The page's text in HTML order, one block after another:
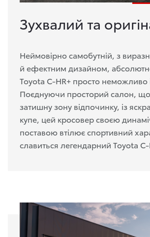
Зухвалий та
Неймовірно самобутній, з
й ефектним дизайном,
Toyota C-HR+ просто неможливо
Поєднуючи просторий салон, що
затишну зону відпочинку, із
купе, цей кросовер своєю
поставою втілює спортивний
славиться легендарний Toyota